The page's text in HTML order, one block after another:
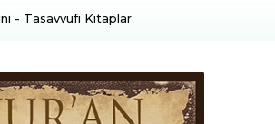
- Tasavvufi Kitaplar